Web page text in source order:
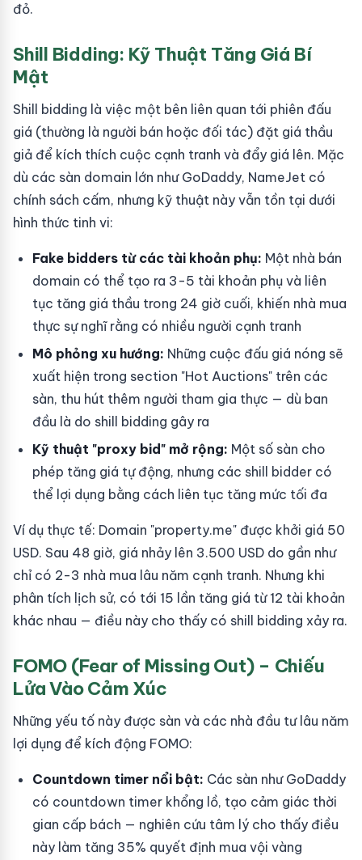
đỏ.
Shill Bidding: Kỹ Thuật Tăng Giá Bí
Mật
Shill bidding là việc một bên liên quan tới phiên đấu
giá (thường là người bán hoặc đối tác) đặt giá thầu
giả để kích thích cuộc cạnh tranh và đẩy giá lên. Mặc
dù các sàn domain lớn như GoDaddy, NameJet có
chính sách cấm, nhưng kỹ thuật này vẫn tồn tại dưới
hình thức tinh vi:
Fake bidders từ các tài khoản phụ: Một nhà bán
domain có thể tạo ra 3-5 tài khoản phụ và liên
tục tăng giá thầu trong 24 giờ cuối, khiến nhà mua
thực sự nghĩ rằng có nhiều người cạnh tranh
Mô phỏng xu hướng: Những cuộc đấu giá nóng sẽ
xuất hiện trong section "Hot Auctions" trên các
sàn, thu hút thêm người tham gia thực — dù ban
đầu là do shill bidding gây ra
Kỹ thuật "proxy bid" mở rộng: Một số sàn cho
phép tăng giá tự động, nhưng các shill bidder có
thể lợi dụng bằng cách liên tục tăng mức tối đa
Ví dụ thực tế: Domain "property.me" được khởi giá 50
USD. Sau 48 giờ, giá nhảy lên 3.500 USD do gần như
chỉ có 2-3 nhà mua lâu năm cạnh tranh. Nhưng khi
phân tích lịch sử, có tới 15 lần tăng giá từ 12 tài khoản
khác nhau — điều này cho thấy có shill bidding xảy ra.
FOMO (Fear of Missing Out) – Chiếu
Lửa Vào Cảm Xúc
Những yếu tố này được sàn và các nhà đầu tư lâu năm
lợi dụng để kích động FOMO:
Countdown timer nổi bật: Các sàn như GoDaddy
có countdown timer khổng lồ, tạo cảm giác thời
gian cấp bách — nghiên cứu tâm lý cho thấy điều
này làm tăng 35% quyết định mua vội vàng